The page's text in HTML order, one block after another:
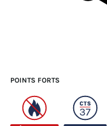
POINTS FORTS